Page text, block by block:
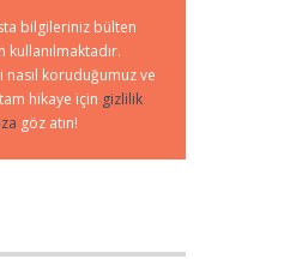
bilgileriniz bülten
koruduğumuz ve
hikaye için gizlilik
göz atın!